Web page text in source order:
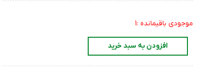
موجودی باقیمانده :1
افزودن به سبد خرید